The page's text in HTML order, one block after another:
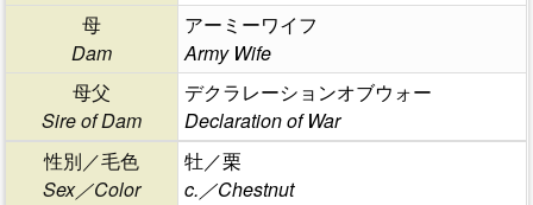
母
Dam
アーミーワイフ
Army Wife
母父
Sire of Dam
デクラレーションオブウォー
Declaration of War
性別／毛色
Sex／Color
牡／栗
c.／Chestnut